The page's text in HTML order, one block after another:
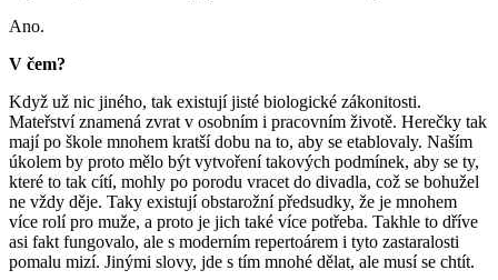
Ano.
V čem?
Když už nic jiného, tak existují jisté biologické zákonitosti.
Mateřství znamená zvrat v osobním i pracovním životě. Herečky tak
mají po škole mnohem kratší dobu na to, aby se etablovaly. Naším
úkolem by proto mělo být vytvoření takových podmínek, aby se ty,
které to tak cítí, mohly po porodu vracet do divadla, což se bohužel
ne vždy děje. Taky existují obstarožní předsudky, že je mnohem
více rolí pro muže, a proto je jich také více potřeba. Takhle to dříve
asi fakt fungovalo, ale s moderním repertoárem i tyto zastaralosti
pomalu mizí. Jinými slovy, jde s tím mnohé dělat, ale musí se chtít.